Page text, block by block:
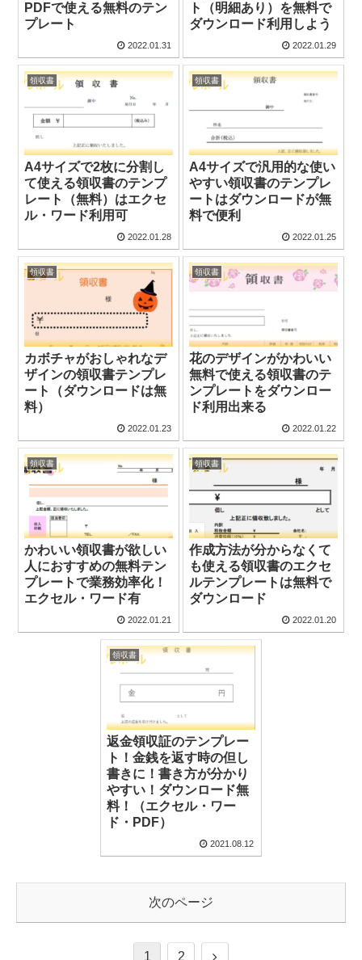
PDFで使える無料のテン
プレート
2022.01.31
ト（明細あり）を無料で
ダウンロード利用しよう
2022.01.29
領収書
A4サイズで2枚に分割し
て使える領収書のテンプ
レート（無料）はエクセ
ル・ワード利用可
2022.01.28
領収書
A4サイズで汎用的な使い
やすい領収書のテンプレ
ートはダウンロードが無
料で便利
2022.01.25
領収書
カボチャがおしゃれなデ
ザインの領収書テンプレ
ート（ダウンロードは無
料）
2022.01.23
領収書
花のデザインがかわいい
無料で使える領収書のテ
ンプレートをダウンロー
ド利用出来る
2022.01.22
領収書
かわいい領収書が欲しい
人におすすめの無料テン
プレートで業務効率化！
エクセル・ワード有
2022.01.21
領収書
作成方法が分からなくて
も使える領収書のエクセ
ルテンプレートは無料で
ダウンロード
2022.01.20
領収書
返金領収証のテンプレー
ト！金銭を返す時の但し
書きに！書き方が分かり
やすい！ダウンロード無
料！（エクセル・ワー
ド・PDF）
2021.08.12
次のページ
1 2